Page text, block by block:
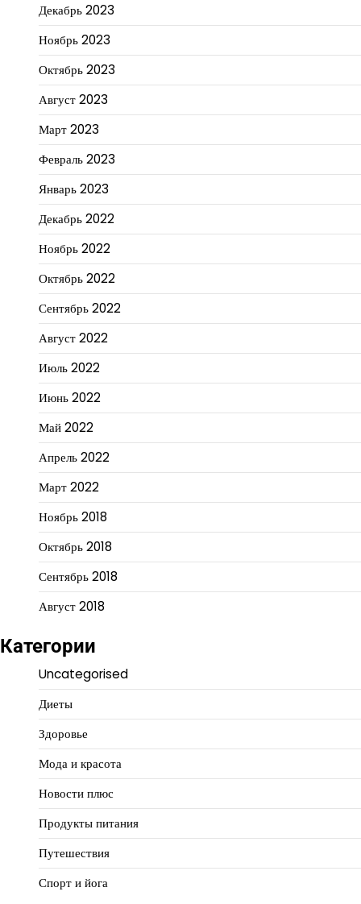
Декабрь 2023
Ноябрь 2023
Октябрь 2023
Август 2023
Март 2023
Февраль 2023
Январь 2023
Декабрь 2022
Ноябрь 2022
Октябрь 2022
Сентябрь 2022
Август 2022
Июль 2022
Июнь 2022
Май 2022
Апрель 2022
Март 2022
Ноябрь 2018
Октябрь 2018
Сентябрь 2018
Август 2018
Категории
Uncategorised
Диеты
Здоровье
Мода и красота
Новости плюс
Продукты питания
Путешествия
Спорт и йога